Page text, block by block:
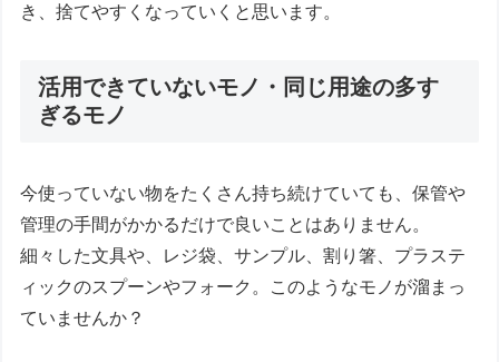
き、捨てやすくなっていくと思います。
活用できていないモノ・同じ用途の多す
ぎるモノ
今使っていない物をたくさん持ち続けていても、保管や
管理の手間がかかるだけで良いことはありません。
細々した文具や、レジ袋、サンプル、割り箸、プラステ
ィックのスプーンやフォーク。このようなモノが溜まっ
ていませんか？